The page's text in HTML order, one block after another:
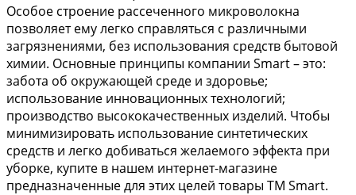
Особое строение рассеченного микроволокна
позволяет ему легко справляться с различными
загрязнениями, без использования средств бытовой
химии. Основные принципы компании Smart – это:
забота об окружающей среде и здоровье;
использование инновационных технологий;
производство высококачественных изделий. Чтобы
минимизировать использование синтетических
средств и легко добиваться желаемого эффекта при
уборке, купите в нашем интернет-магазине
предназначенные для этих целей товары ТМ Smart.